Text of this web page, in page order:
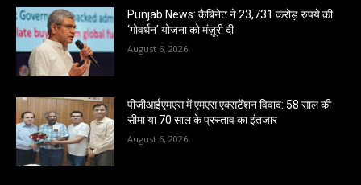
Punjab News: कैबिनेट ने 23,731 करोड़ रुपये की
‘गोवर्धन’ योजना को मंज़ूरी दी
August 6, 2026
पीजीआईएमएस में एमएस एक्सटेंशन विवाद: 58 साल की
सीमा या 70 साल के प्रस्ताव का इंतजार
August 6, 2026